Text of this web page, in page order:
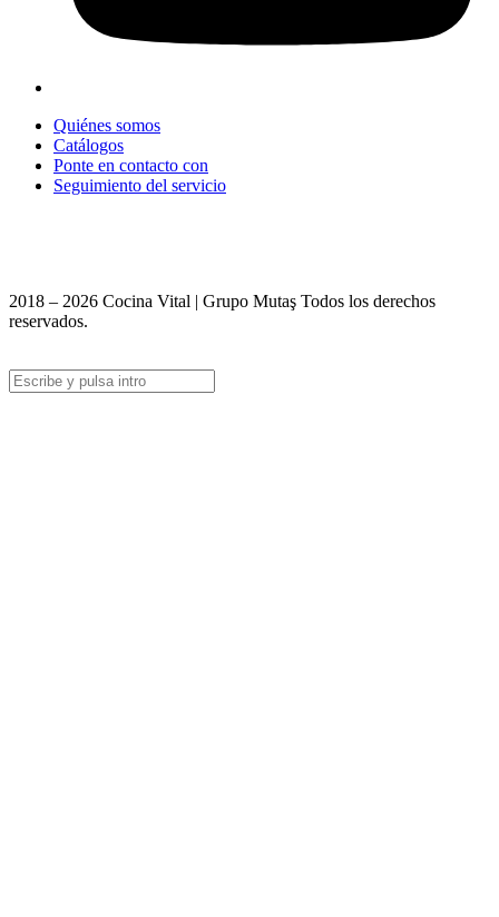
Quiénes somos
Catálogos
Ponte en contacto con
Seguimiento del servicio
2018 – 2026 Cocina Vital | Grupo Mutaş Todos los derechos
reservados.